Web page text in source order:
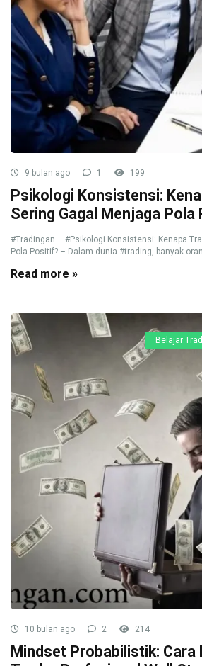
9 bulan ago 1 199
Psikologi Konsistensi:
Sering Gagal Menjaga Pola
#Tradingan – #Psikologi Konsistensi: Kenapa
Pola Positif? – Dalam dunia #trading, banyak
Read more »
Belajar
10 bulan ago 2 214
Mindset Probabilistik: Cara